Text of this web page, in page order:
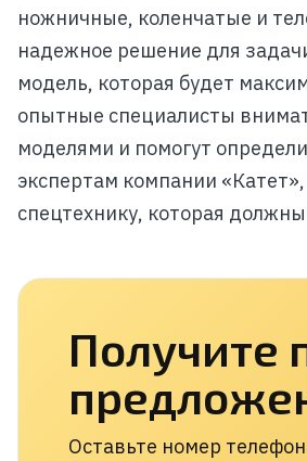
ножничные, коленчатые и
надежное решение для
модель, которая будет
опытные специалисты
моделями и помогут
экспертам компании
спецтехнику, которая
Получите
Оставьте номер